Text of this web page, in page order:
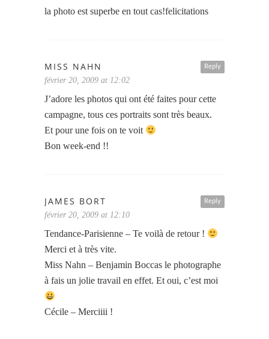
la photo est superbe en tout cas!felicitations
Reply
MISS NAHN
février 20, 2009 at 12:02
J’adore les photos qui ont été faites pour cette
campagne, tous ces portraits sont très beaux.
Et pour une fois on te voit
Bon week-end !!
Reply
JAMES BORT
février 20, 2009 at 12:10
Tendance-Parisienne – Te voilà de retour !
Merci et à très vite.
Miss Nahn – Benjamin Boccas le photographe
à fais un jolie travail en effet. Et oui, c’est moi
Cécile – Merciiii !